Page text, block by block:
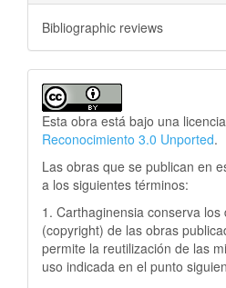
Bibliographic reviews
Esta obra está bajo una licencia
Reconocimiento 3.0 Unported.
Las obras que se publican en
a los siguientes términos:
1. Carthaginensia conserva
(copyright) de las obras
permite la reutilización de las
uso indicada en el punto